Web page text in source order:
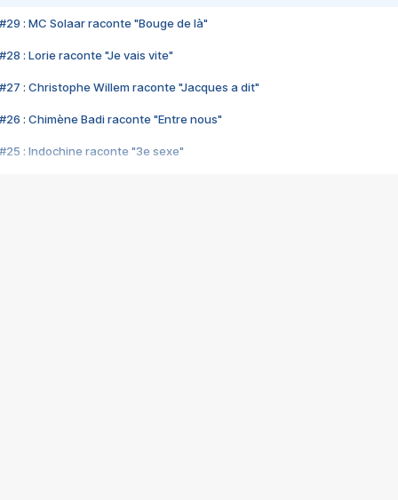
#29 : MC Solaar raconte "Bouge de là"
#28 : Lorie raconte "Je vais vite"
#27 : Christophe Willem raconte "Jacques a dit"
#26 : Chimène Badi raconte "Entre nous"
#25 : Indochine raconte "3e sexe"